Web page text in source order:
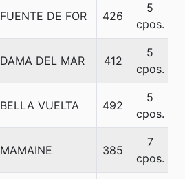
FUENTE DE FOR 426
5
cpos.
DAMA DEL MAR 412
5
cpos.
BELLA VUELTA 492
5
cpos.
MAMAINE 385
7
cpos.